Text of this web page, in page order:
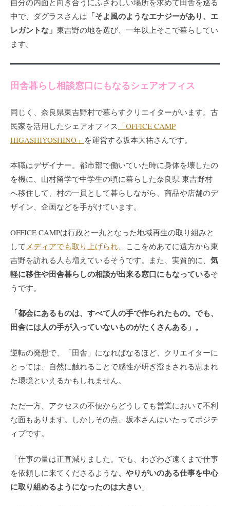
自分の内面と向き合うにふさわしい場所を求めて田舎を巡る
中で、ダグラスさんは 「そよ風のようなエナジーがあり、エ
レガントな」 東吉野の地を選び、一年以上そこで暮らしてい
ます。
田舎暮らし相談窓口にもなるシェアオフィス
同じく、奈良県東吉野村で暮らすクリエイターがいます。古
民家を活用したシェアオフィス 「OFFICE CAMP
HIGASHIYOSHINO」 を運営する坂本大祐さんです。
本職はデザイナー。都市部で働いていた時に身体を壊したの
を機に、山村留学で中学生の頃に暮らした奈良県 東吉野村
へ移住して、村の一員として暮らしながら、商品や店舗のデ
ザイン、企画などを手がけています。
OFFICE CAMPは行政と一丸となった地域再生の取り組みと
して メディアでも取り上げられ 、ここをめあてに遠方から東
吉野を訪れる人も増えているそうです。また、実質的に、 気
軽に移住や田舎暮らしの相談が出来る窓口にもなっているそ
うです。
「都会にあるものは、すべて人の手で作られたもの。でも、
田舎には人の手が入っていないものがたくさんある」。
逆転の発想で、「田舎」になればなるほど、クリエイターに
とっては、自然に触れることで感性が研ぎ澄まされる恵まれ
た環境といえるかもしれません。
ただ一方、アクセスの不便からどうしても営業において不利
な面もあります。しかしその点、坂本さんはいたってポジテ
ィブです。
「仕事の量は正直減りました。でも、わざわざ遠くまで仕事
を依頼しに来てくださるような、やりがいのある仕事を中心
に取り組めるようになったのは大きい 」